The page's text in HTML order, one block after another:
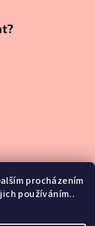
procházením
používáním..
MLÉKA